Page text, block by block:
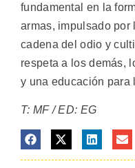
fundamental en la
armas, impulsado por
cadena del odio y
respeta a los demás,
y una educación para
T: MF / ED: EG